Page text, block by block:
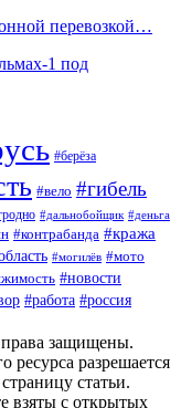
перевозкой…
1 под
#берёза
#вело #гибель
#дальнобойщик #деньга
#контрабанда #кража
#могилёв #мото
#новости
#работа #россия
защищены.
ресурса разрешается
статьи.
взяты с открытых